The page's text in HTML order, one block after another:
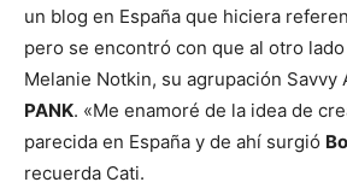
un blog en España que hiciera
pero se encontró con que al otro
Melanie Notkin, su agrupación Savvy
PANK. «Me enamoré de la idea de
parecida en España y de ahí surgió
recuerda Cati.